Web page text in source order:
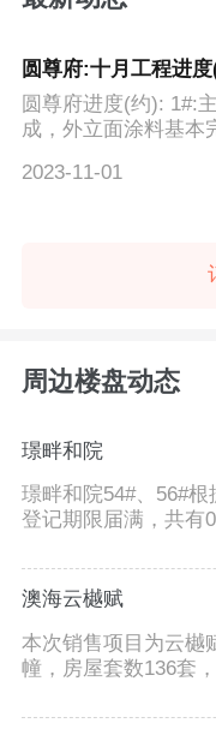
圆尊府:十月工程进度
圆尊府进度(约): 1#:
成，外立面涂料基本
2023-11-01
周边楼盘动态
璟畔和院
璟畔和院54#、56#
登记期限届满，共有
澳海云樾赋
本次销售项目为云樾
幢，房屋套数136套